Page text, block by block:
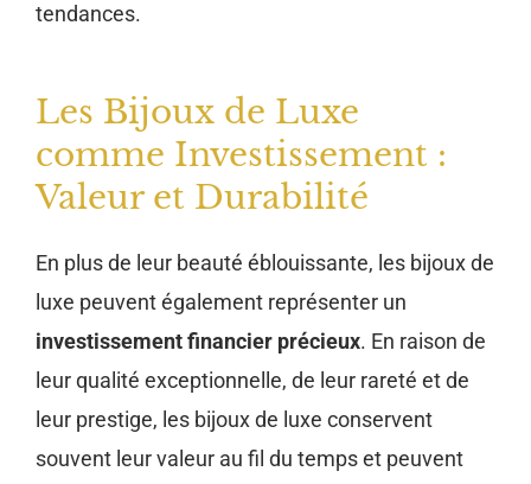
tendances.
Les Bijoux de Luxe
comme Investissement :
Valeur et Durabilité
En plus de leur beauté éblouissante, les bijoux de
luxe peuvent également représenter un
investissement financier précieux. En raison de
leur qualité exceptionnelle, de leur rareté et de
leur prestige, les bijoux de luxe conservent
souvent leur valeur au fil du temps et peuvent